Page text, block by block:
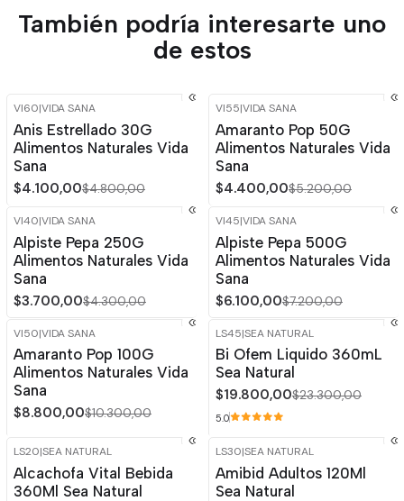
También podría interesarte uno
de estos
-15%
VI60|VIDA SANA
Anis Estrellado 30G
Alimentos Naturales Vida
Sana
$4.100,00$4.800,00
-15%
VI55|VIDA SANA
Amaranto Pop 50G
Alimentos Naturales Vida
Sana
$4.400,00$5.200,00
-14%
VI40|VIDA SANA
Alpiste Pepa 250G
Alimentos Naturales Vida
Sana
$3.700,00$4.300,00
-15%
VI45|VIDA SANA
Alpiste Pepa 500G
Alimentos Naturales Vida
Sana
$6.100,00$7.200,00
-15% OFF
VI50|VIDA SANA
Amaranto Pop 100G
Alimentos Naturales Vida
Sana
$8.800,00$10.300,00
-15%OFF
LS45|SEA NATURAL
Bi Ofem Liquido 360mL
Sea Natural
$19.800,00$23.300,00
5.0
-15%
LS20|SEA NATURAL
Alcachofa Vital Bebida
360Ml Sea Natural
-15%
LS30|SEA NATURAL
Amibid Adultos 120Ml
Sea Natural